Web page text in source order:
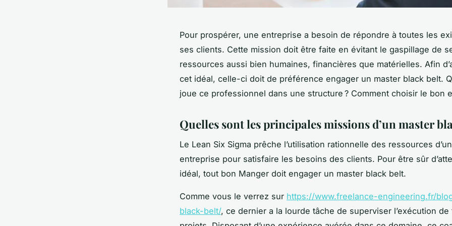
Pour prospérer, une entreprise a besoin de répondre à toutes les
ses clients. Cette mission doit être faite en évitant le gaspillage de
ressources aussi bien humaines, financières que matérielles. Afin
cet idéal, celle-ci doit de préférence engager un master black belt.
joue ce professionnel dans une structure ? Comment choisir le bon
Quelles sont les principales missions d’un master
Le Lean Six Sigma prêche l’utilisation rationnelle des ressources
entreprise pour satisfaire les besoins des clients. Pour être sûr
idéal, tout bon Manger doit engager un master black belt.
Comme vous le verrez sur https://www.freelance-engineering.fr/
black-belt/, ce dernier a la lourde tâche de superviser l’exécution de